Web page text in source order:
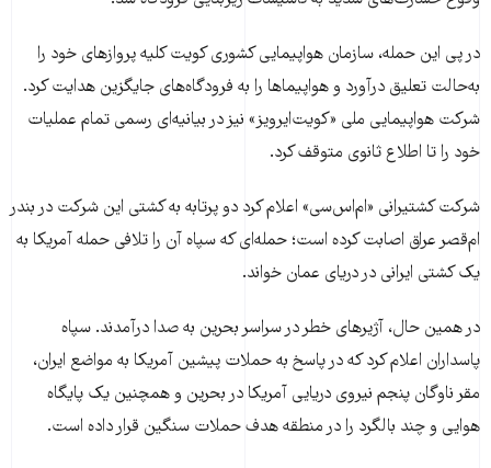
در پی این حمله، سازمان هواپیمایی کشوری کویت کلیه پروازهای خود را
به‌حالت تعلیق درآورد و هواپیماها را به فرودگاه‌های جایگزین هدایت کرد.
شرکت هواپیمایی ملی «کویت‌ایرویز» نیز در بیانیه‌ای رسمی تمام عملیات‌
خود را تا اطلاع ثانوی متوقف کرد.
شرکت کشتیرانی «ام‌اس‌سی» اعلام کرد دو پرتابه به کشتی این شرکت در بندر
ام‌قصر عراق اصابت کرده است؛ حمله‌ای که سپاه آن را تلافی حمله آمریکا به
یک کشتی ایرانی در دریای عمان خواند.
در همین حال، آژیرهای خطر در سراسر بحرین به صدا درآمدند. سپاه
پاسداران اعلام کرد که در پاسخ به حملات پیشین آمریکا به مواضع ایران،
مقر ناوگان پنجم نیروی دریایی آمریکا در بحرین و همچنین یک پایگاه
هوایی و چند بالگرد را در منطقه هدف حملات سنگین قرار داده است.